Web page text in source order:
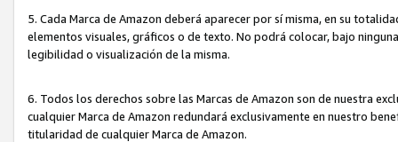
5. Cada Marca de Amazon deberá aparecer por sí misma, en su
elementos visuales, gráficos o de texto. No podrá colocar, bajo
legibilidad o visualización de la misma.
6. Todos los derechos sobre las Marcas de Amazon son de nuestra
cualquier Marca de Amazon redundará exclusivamente en nuestro
titularidad de cualquier Marca de Amazon.